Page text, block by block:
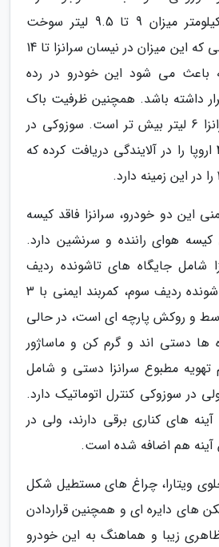
سوزوکی، در هر 100 کیلومتر میزان 9 تا 9.5 لیتر سوخت
مصرف می کند، در حالی که این میزان در نیسان سرانزا تا 14
باعث می شود این خودرو در رده
داشته باشد. همچنین ظرفیت باک
سوزوکی نسبت به سرانزا 6 لیتر بیش تر است. سوزوکی در
حالی استاندارد یورو 4 اروپا را در آلایندگی دریافت کرده که
این دو خودرو، سرانزا فاقد کیسه
هوای راننده و سرنشین دارد.
شامل جایگاه های تاشونده ردیف
دوم، تاشونده و جمع شونده ردیف سوم، کمربند ایمنی با 3
و روکش پارچه ای است، در حالی
ها دستی اند و گرم کن و ماساژور
مطبوع سرانزا دستی و شامل
در سوزوکی کنترل اتوماتیک دارد.
های کناری برقی دارند، ولی در
هم اضافه شده است.
ویتارا، چراغ های مستطیل شکل
های دایره ای و همچنین قراردادن
زیبا و هماهنگ به این خودرو